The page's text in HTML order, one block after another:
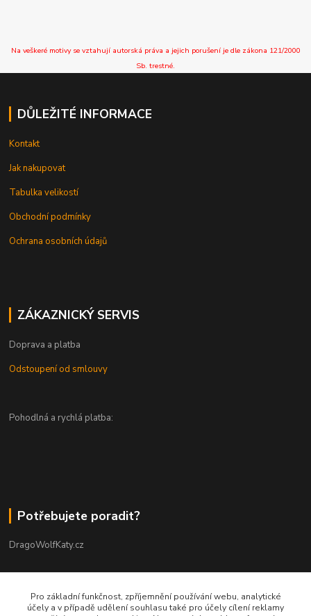
Na veškeré motivy se vztahují autorská práva a jejich porušení je dle zákona 121/2000
Sb. trestné.
DŮLEŽITÉ INFORMACE
Kontakt
Jak nakupovat
Tabulka velikostí
Obchodní podmínky
Ochrana osobních údajů
ZÁKAZNICKÝ SERVIS
Doprava a platba
Odstoupení od smlouvy
Pohodlná a rychlá platba:
Potřebujete poradit?
DragoWolfKaty.cz
DragoWolfKaty@seznam.cz
Pro základní funkčnost, zpříjemnění používání webu, analytické
účely a v případě udělení souhlasu také pro účely cílení reklamy